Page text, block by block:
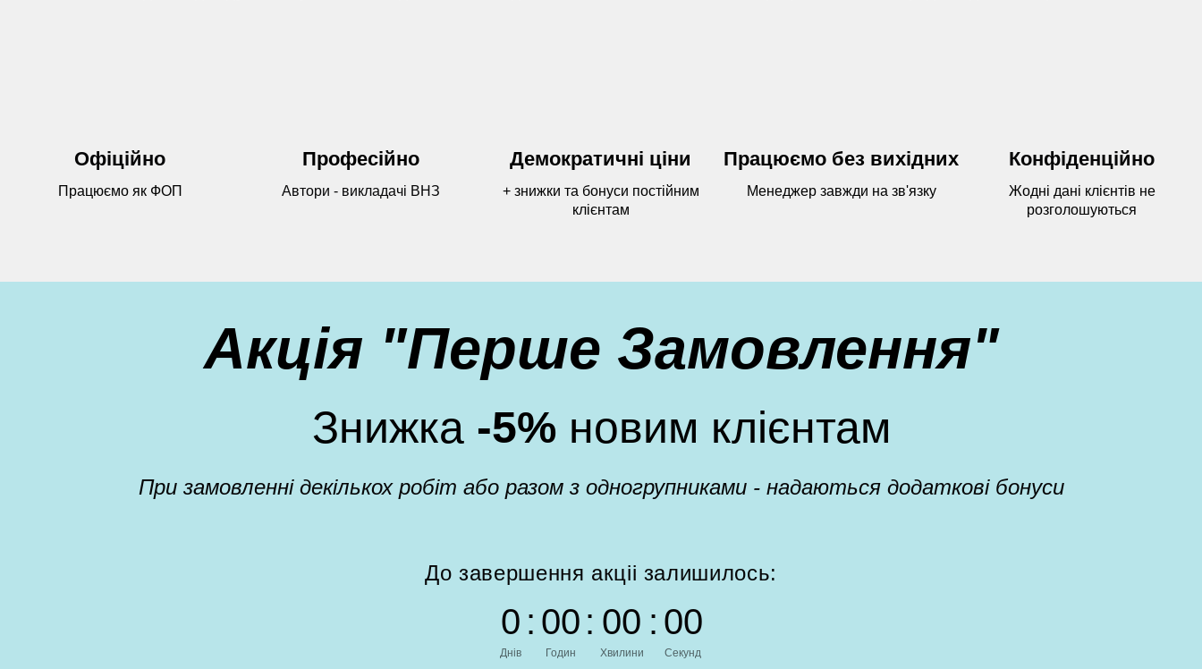
Офіційно
Працюємо як ФОП
Професійно
Автори - викладачі ВНЗ
Демократичні ціни
+ знижки та бонуси постійним
клієнтам
Працюємо без вихідних
Менеджер завжди на зв'язку
Конфіденційно
Жодні дані клієнтів не
розголошуються
Акція "Перше Замовлення"
Знижка -5%новим клієнтам
При замовленні декількох робіт або разом з одногрупниками - надаються додаткові бонуси
До завершення акціі залишилось:
0
Днів
: 00
Годин
: 00
Хвилини
: 00
Секунд